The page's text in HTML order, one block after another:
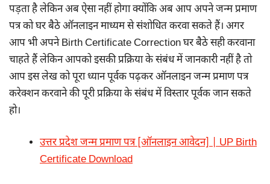
पड़ता है लेकिन अब ऐसा नहीं होगा क्योंकि अब आप अपने जन्म प्रमाण
पत्र को घर बैठे ऑनलाइन माध्यम से संशोधित करवा सकते हैं। अगर
आप भी अपने Birth Certificate Correction घर बैठे सही करवाना
चाहते हैं लेकिन आपको इसकी प्रक्रिया के संबंध में जानकारी नहीं है तो
आप इस लेख को पूरा ध्यान पूर्वक पढ़कर ऑनलाइन जन्म प्रमाण पत्र
करेक्शन करवाने की पूरी प्रक्रिया के संबंध में विस्तार पूर्वक जान सकते
हो।
उत्तर प्रदेश जन्म प्रमाण पत्र [ऑनलाइन आवेदन] | UP Birth
Certificate Download